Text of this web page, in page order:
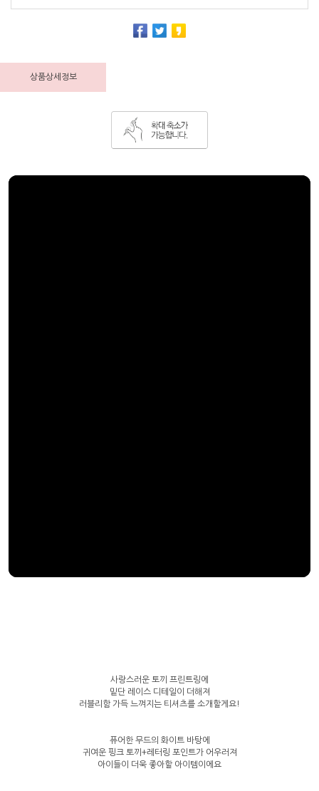
상품상세정보
사랑스러운 토끼 프린트링에
밑단 레이스 디테일이 더해져
러블리함 가득 느껴지는 티셔츠를 소개할게요!
퓨어한 무드의 화이트 바탕에
귀여운 핑크 토끼+레터링 포인트가 어우러져
아이들이 더욱 좋아할 아이템이에요